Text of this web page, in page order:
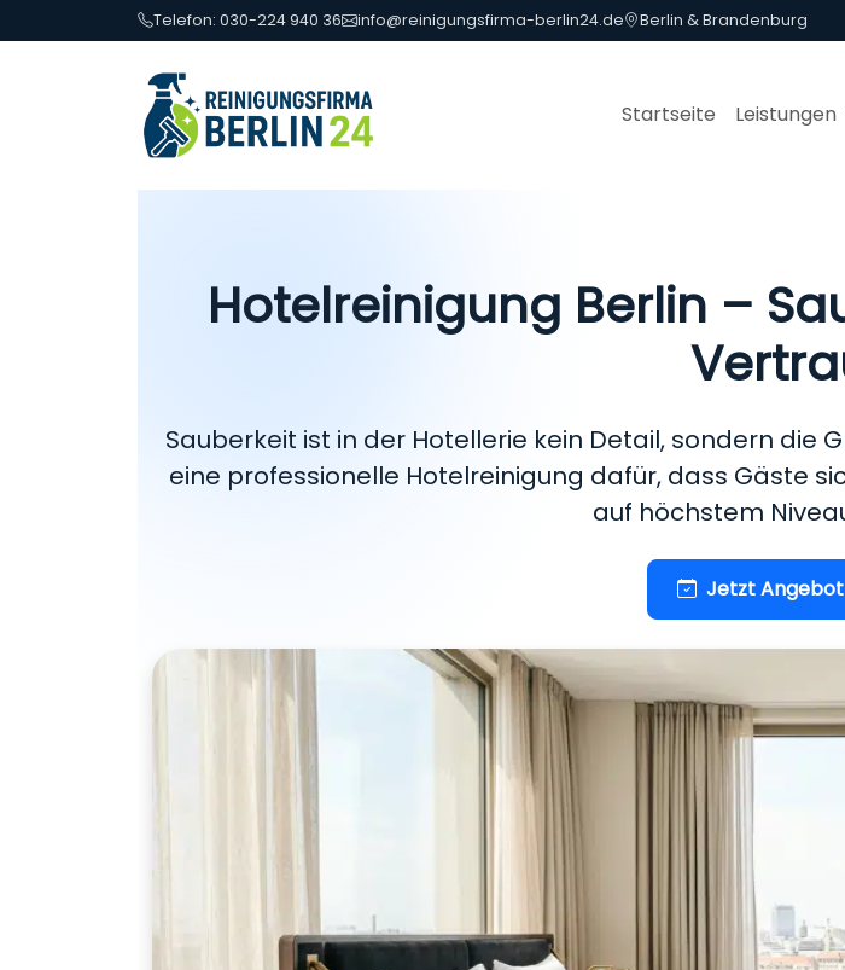
Telefon: 030-224 940 36 info@reinigungsfirma-berlin24.de Berlin & Brandenburg
Startseite Leistungen
Hotelreinigung Berlin –
Sauberkeit ist in der Hotellerie kein Detail, sondern die
eine professionelle Hotelreinigung dafür, dass Gäste
auf höchstem
Jetzt